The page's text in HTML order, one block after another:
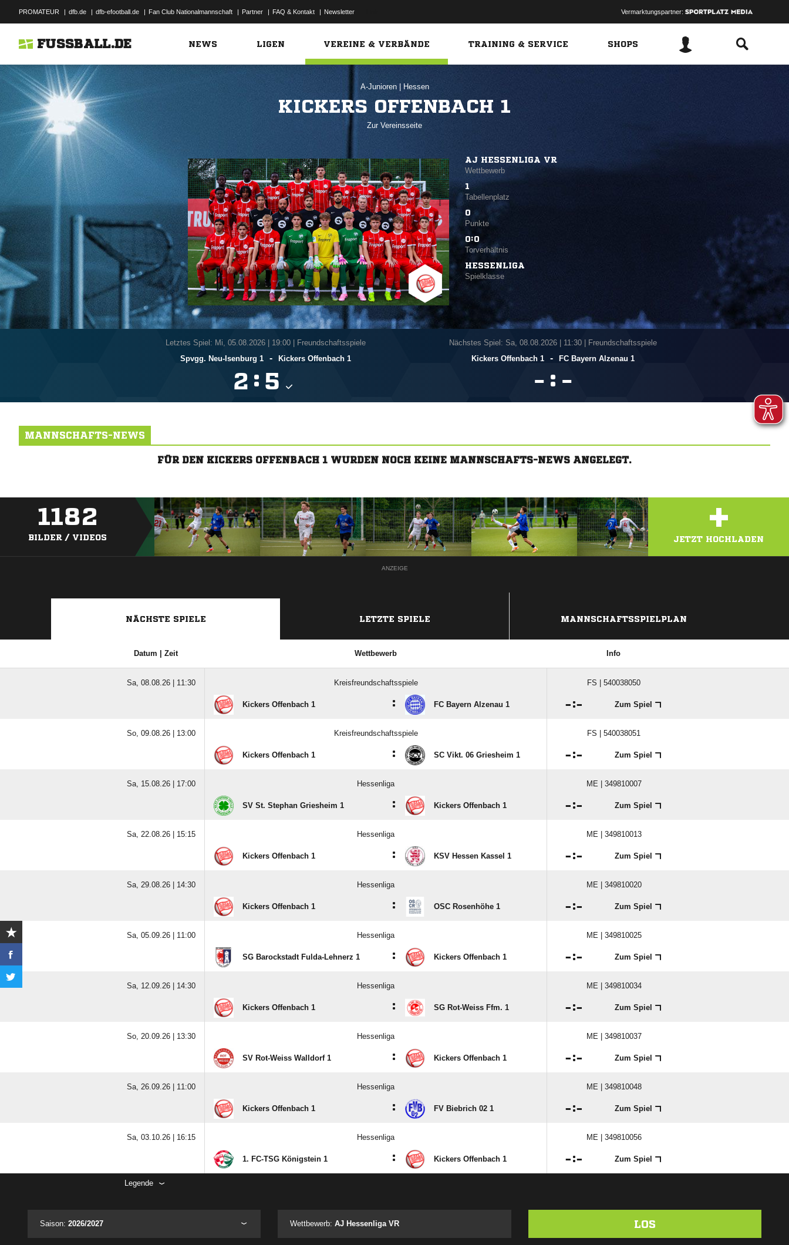
PROMATEUR | dfb.de | dfb-efootball.de | Fan Club Nationalmannschaft | Partner | FAQ & Kontakt | Newsletter Vermarktungspartner:
FUSSBALL.DE NEWS LIGEN VEREINE & VERBÄNDE TRAINING & SERVICE SHOPS
A-Junioren Hessen
KICKERS OFFENBACH 1
Zur Vereinsseite
AJ HESSENLIGA VR
Wettbewerb
1
Tabellenplatz
0
Punkte
0:0
Torverhältnis
HESSENLIGA
Spielklasse
Letztes Spiel: Mi, 05.08.2026| 19:00 | Freundschaftsspiele
Spvgg. Neu-Isenburg 1
- Kickers Offenbach 1
 : 
Nächstes Spiel: Sa, 08.08.2026
11:30 | Freundschaftsspiele
Kickers Offenbach 1
- FC Bayern Alzenau 1
 : 
MANNSCHAFTS-NEWS
FÜR DEN KICKERS OFFENBACH 1 WURDEN NOCH KEINE MANNSCHAFTS-NEWS ANGELEGT.
1182
BILDER / VIDEOS +
JETZT HOCHLADEN
ANZEIGE
NÄCHSTE SPIELE LETZTE SPIELE MANNSCHAFTSSPIELPLAN
Datum | Zeit Wettbewerb Info
Sa, 08.08.26 | 11:30 Kreisfreundschaftsspiele FS | 540038050
Kickers Offenbach 1 : FC Bayern Alzenau 1 : Zum Spiel
So, 09.08.26 | 13:00 Kreisfreundschaftsspiele FS | 540038051
Kickers Offenbach 1 : SC Vikt. 06 Griesheim 1 : Zum Spiel
Sa, 15.08.26 | 17:00 Hessenliga ME | 349810007
SV St. Stephan Griesheim 1 : Kickers Offenbach 1 : Zum Spiel
Sa, 22.08.26 | 15:15 Hessenliga ME | 349810013
Kickers Offenbach 1 : KSV Hessen Kassel 1 : Zum Spiel
Sa, 29.08.26 | 14:30 Hessenliga ME | 349810020
Kickers Offenbach 1 : OSC Rosenhöhe 1 : Zum Spiel
Sa, 05.09.26 | 11:00 Hessenliga ME | 349810025
SG Barockstadt Fulda-Lehnerz 1 : Kickers Offenbach 1 : Zum Spiel
Sa, 12.09.26 | 14:30 Hessenliga ME | 349810034
Kickers Offenbach 1 : SG Rot-Weiss Ffm. 1 : Zum Spiel
So, 20.09.26 | 13:30 Hessenliga ME | 349810037
SV Rot-Weiss Walldorf 1 : Kickers Offenbach 1 : Zum Spiel
Sa, 26.09.26 | 11:00 Hessenliga ME | 349810048
Kickers Offenbach 1 : FV Biebrich 02 1 : Zum Spiel
Sa, 03.10.26 | 16:15 Hessenliga ME | 349810056
1. FC-TSG Königstein 1 : Kickers Offenbach 1 : Zum Spiel
Legende
Saison: 2026/2027 Wettbewerb:AJ Hessenliga VR LOS